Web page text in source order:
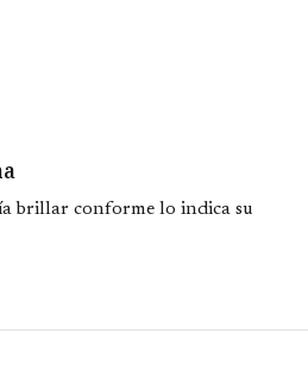
brillar conforme lo indica su